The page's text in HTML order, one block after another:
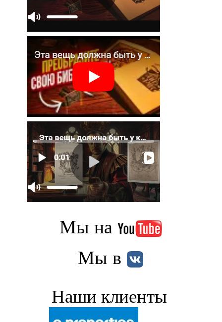
Мы на
Мы в
Наши клиенты